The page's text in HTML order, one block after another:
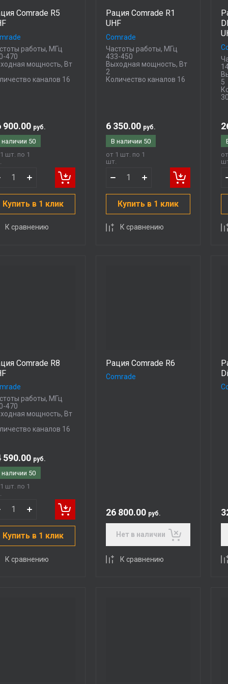
Comrade R5
работы, МГц
470
мощность, Вт
каналов 16
наличии 50
900.00 руб.
шт. по 1
Купить в 1 клик
К сравнению
Рация Comrade R1
UHF
Comrade
Частоты работы, МГц
433-450
Выходная мощность, Вт
2
Количество каналов 16
В наличии 50
6 350.00 руб.
от 1 шт. по 1
шт.
Купить в 1 клик
К сравнению
5
Comrade R8
работы, МГц
470
мощность, Вт
каналов 16
наличии 50
590.00 руб.
шт. по 1
Купить в 1 клик
К сравнению
Рация Comrade R6
Comrade
26 800.00 руб.
Нет в наличии
К сравнению